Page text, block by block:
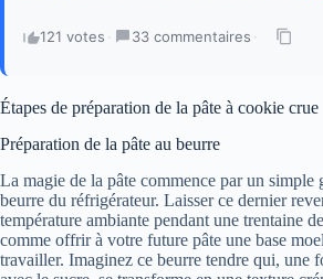
121 votes · 33 commentaires ·
Étapes de préparation de la pâte à cookie crue
Préparation de la pâte au beurre
La magie de la pâte commence par un simple
beurre du réfrigérateur. Laisser ce dernier
température ambiante pendant une trentaine
comme offrir à votre future pâte une base
travailler. Imaginez ce beurre tendre qui, une